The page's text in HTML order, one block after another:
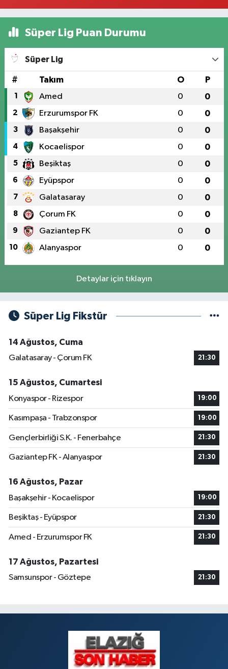
Yıldız Eczanesi
Üniversite Mah.Yunus Emre Bulvarı No:2 A
Süper Lig Puan Durumu
Süper Lig
# Takım O P
1 Amed 0 0
2 Erzurumspor FK 0 0
3 Başakşehir 0 0
4 Kocaelispor 0 0
5 Beşiktaş 0 0
6 Eyüpspor 0 0
7 Galatasaray 0 0
8 Çorum FK 0 0
9 Gaziantep FK 0 0
10 Alanyaspor 0 0
Detaylar için tıklayın
Süper Lig Fikstür
14 Ağustos, Cuma
Galatasaray - Çorum FK
21:30
15 Ağustos, Cumartesi
Konyaspor - Rizespor
19:00
Kasımpaşa - Trabzonspor 19:00
Gençlerbirliği S.K. - Fenerbahçe 21:30
Gaziantep FK - Alanyaspor 21:30
16 Ağustos, Pazar
Başakşehir - Kocaelispor
19:00
Beşiktaş - Eyüpspor 21:30
Amed - Erzurumspor FK 21:30
17 Ağustos, Pazartesi
Samsunspor - Göztepe
21:30